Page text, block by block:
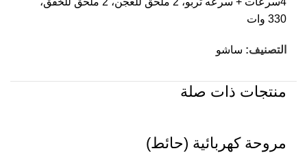
330 وات
التصنيف: ساشو
منتجات ذات صلة
مروحة كهربائية (حائط)